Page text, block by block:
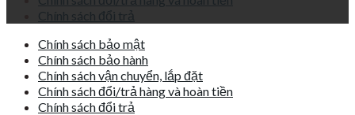
Chính sách đổi trả
Chính sách bảo mật
Chính sách bảo hành
Chính sách vận chuyển, lắp đặt
Chính sách đổi/trả hàng và hoàn tiền
Chính sách đổi trả